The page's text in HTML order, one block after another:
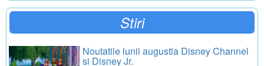
Stiri
Noutatile lunii augustla Disney Channel
si Disney Jr.